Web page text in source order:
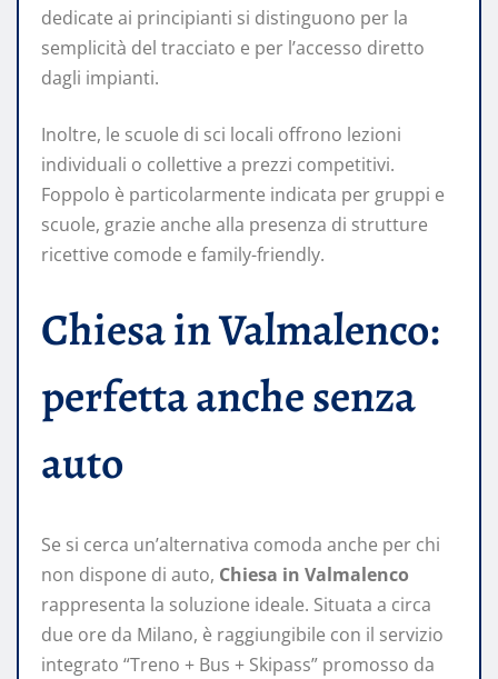
dedicate ai principianti si distinguono per la
semplicità del tracciato e per l’accesso diretto
dagli impianti.
Inoltre, le scuole di sci locali offrono lezioni
individuali o collettive a prezzi competitivi.
Foppolo è particolarmente indicata per gruppi e
scuole, grazie anche alla presenza di strutture
ricettive comode e family-friendly.
Chiesa in Valmalenco:
perfetta anche senza
auto
Se si cerca un’alternativa comoda anche per chi
non dispone di auto, Chiesa in Valmalenco
rappresenta la soluzione ideale. Situata a circa
due ore da Milano, è raggiungibile con il servizio
integrato “Treno + Bus + Skipass” promosso da